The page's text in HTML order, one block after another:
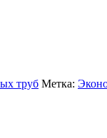
труб Метка: